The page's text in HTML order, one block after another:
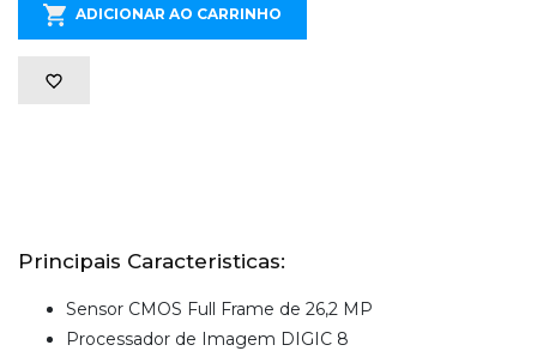
ADICIONAR AO CARRINHO
Principais Caracteristicas:
Sensor CMOS Full Frame de 26,2 MP
Processador de Imagem DIGIC 8